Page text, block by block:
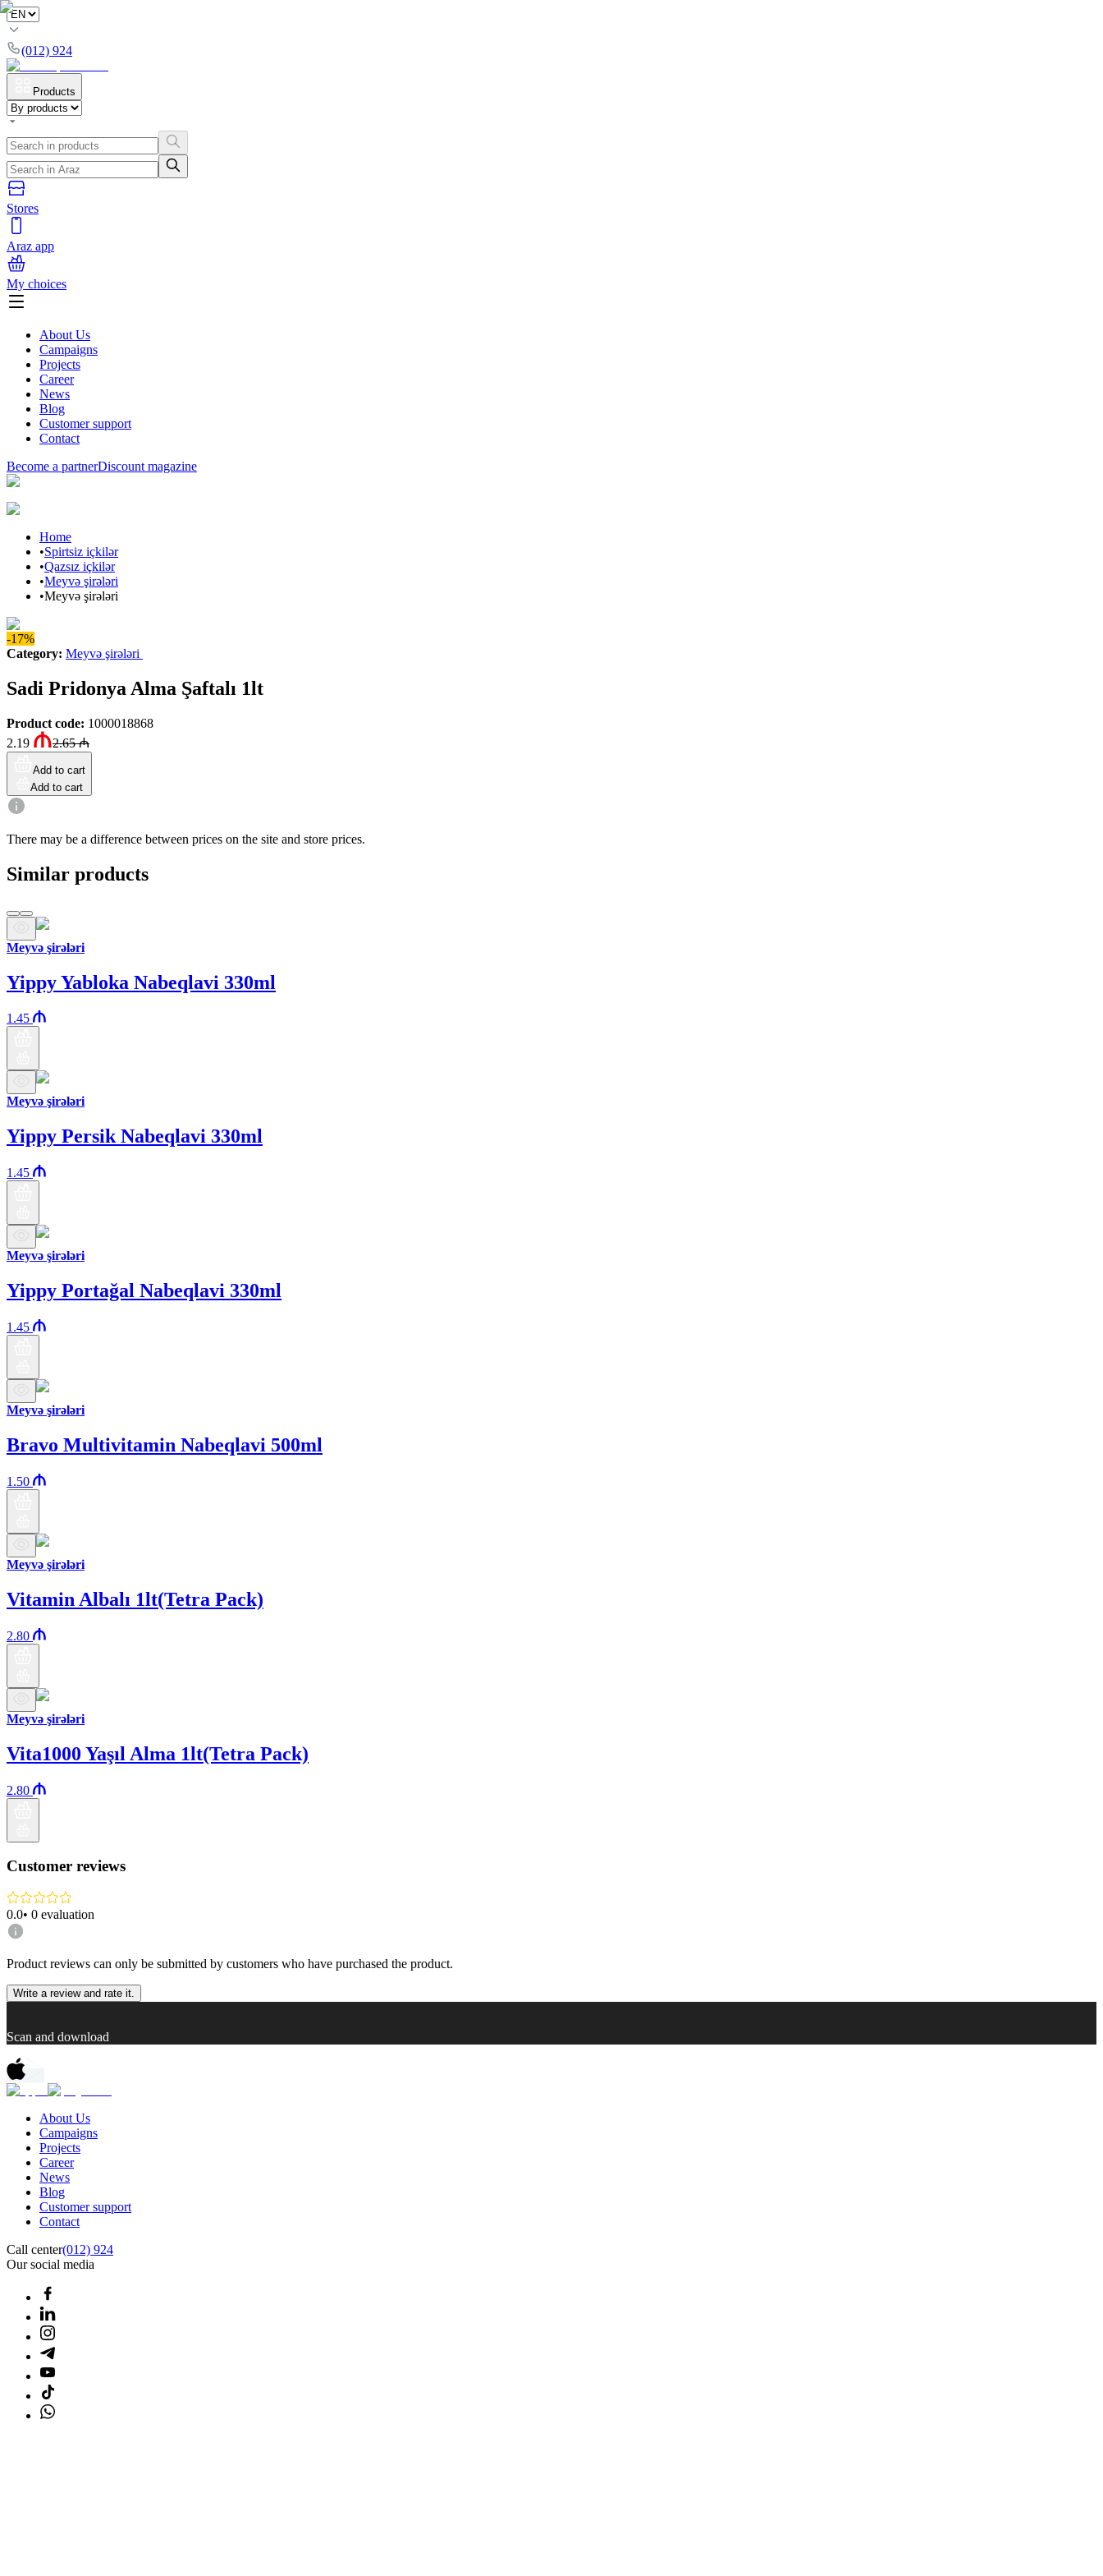
(012) 924
Products
Stores
Araz app
My choices
About Us
Campaigns
Projects
Career
News
Blog
Customer support
Contact
Become a partnerDiscount magazine
Home
•Spirtsiz içkilər
•Qazsız içkilər
•Meyvə şirələri
•Meyvə şirələri
-17%
Category: Meyvə şirələri
Sadi Pridonya Alma Şaftalı 1lt
Product code: 1000018868
2.19
2.65₼
Add to cart
Add to cart
There may be a difference between prices on the site and store prices.
Similar products
Meyvə şirələri
Yippy Yabloka Nabeqlavi 330ml
1.45
Meyvə şirələri
Yippy Persik Nabeqlavi 330ml
1.45
Meyvə şirələri
Yippy Portağal Nabeqlavi 330ml
1.45
Meyvə şirələri
Bravo Multivitamin Nabeqlavi 500ml
1.50
Meyvə şirələri
Vitamin Albalı 1lt(Tetra Pack)
2.80
Meyvə şirələri
Vita1000 Yaşıl Alma 1lt(Tetra Pack)
2.80
Customer reviews
0.0• 0 evaluation
Product reviews can only be submitted by customers who have purchased the product.
Write a review and rate it.
Scan and download
About Us
Campaigns
Projects
Career
News
Blog
Customer support
Contact
Call center(012) 924
Our social media